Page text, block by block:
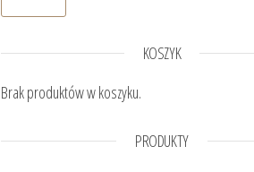
KOSZYK
Brak produktów w koszyku.
PRODUKTY